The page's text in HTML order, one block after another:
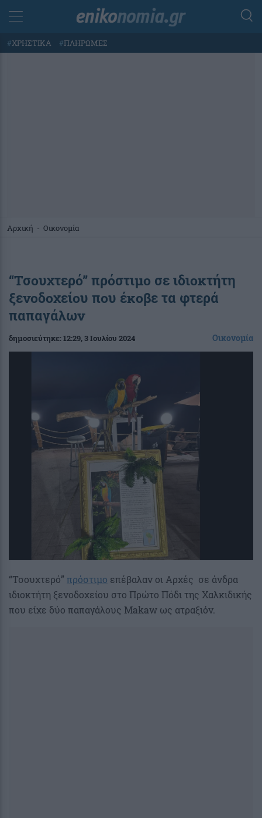
#ΧΡΗΣΤΙΚΑ #ΠΛΗΡΩΜΕΣ
Αρχική - Οικονομία
“Τσουχτερό” πρόστιμο σε ιδιοκτήτη
ξενοδοχείου που έκοβε τα φτερά
παπαγάλων
δημοσιεύτηκε:12:29, 3 Ιουλίου 2024 Οικονομία
“Τσουχτερό” πρόστιμο επέβαλαν οι Αρχές σε άνδρα
ιδιοκτήτη ξενοδοχείου στο Πρώτο Πόδι της Χαλκιδικής
που είχε δύο παπαγάλους Makaw ως ατραξιόν.